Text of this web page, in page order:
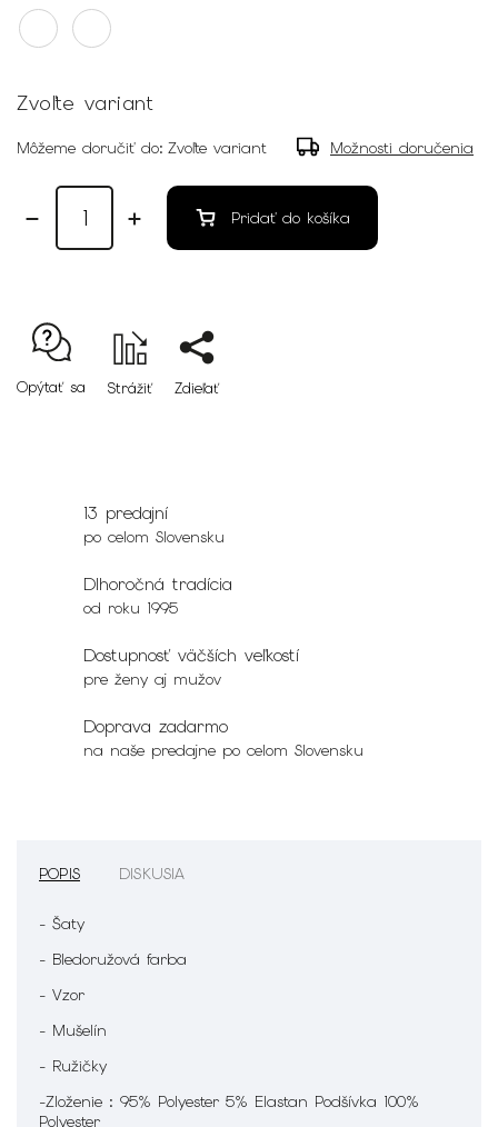
Zvoľte variant
Môžeme doručiť do: Zvoľte variant Možnosti doručenia
Pridať do košíka
Opýtať sa Strážiť Zdieľať
13 predajní
po celom Slovensku
Dlhoročná tradícia
od roku 1995
Dostupnosť väčších veľkostí
pre ženy aj mužov
Doprava zadarmo
na naše predajne po celom Slovensku
POPIS DISKUSIA
- Šaty
- Bledoružová farba
- Vzor
- Mušelín
- Ružičky
-Zloženie : 95% Polyester 5% Elastan Podšívka 100%
Polyester